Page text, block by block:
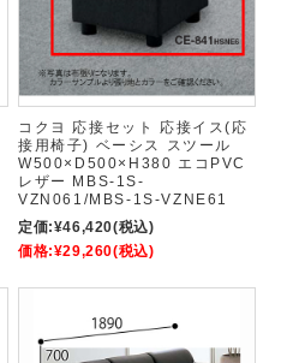
コクヨ 応接セット 応接イス(応
接用椅子) ベーシス スツール
W500×D500×H380 エコPVC
レザー MBS-1S-
VZN061/MBS-1S-VZNE61
定価:¥46,420(税込)
価格:¥29,260(税込)